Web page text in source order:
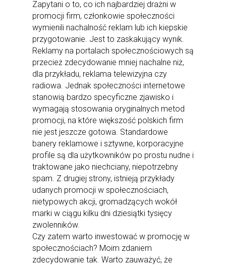
Zapytani o to, co ich najbardziej drażni w
promocji firm, członkowie społeczności
wymienili nachalność reklam lub ich kiepskie
przygotowanie. Jest to zaskakujący wynik.
Reklamy na portalach społecznościowych są
przecież zdecydowanie mniej nachalne niż,
dla przykładu, reklama telewizyjna czy
radiowa. Jednak społeczności internetowe
stanowią bardzo specyficzne zjawisko i
wymagają stosowania oryginalnych metod
promocji, na które większość polskich firm
nie jest jeszcze gotowa. Standardowe
banery reklamowe i sztywne, korporacyjne
profile są dla użytkowników po prostu nudne i
traktowane jako niechciany, niepotrzebny
spam. Z drugiej strony, istnieją przykłady
udanych promocji w społecznościach,
nietypowych akcji, gromadzących wokół
marki w ciągu kilku dni dziesiątki tysięcy
zwolenników.
Czy zatem warto inwestować w promocję w
społecznościach? Moim zdaniem
zdecydowanie tak. Warto zauważyć, że